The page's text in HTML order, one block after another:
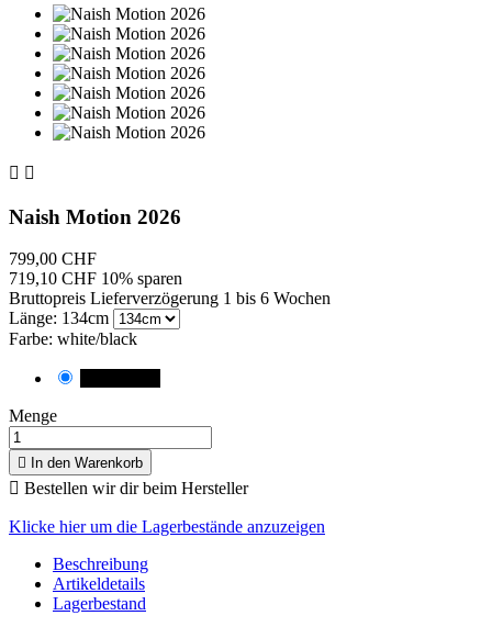
 
Naish Motion 2026
799,00 CHF
719,10 CHF 10% sparen
Bruttopreis Lieferverzögerung 1 bis 6 Wochen
Länge: 134cm
Farbe: white/black
Menge
 In den Warenkorb
 Bestellen wir dir beim Hersteller
Klicke hier um die Lagerbestände anzuzeigen
Beschreibung
Artikeldetails
Lagerbestand